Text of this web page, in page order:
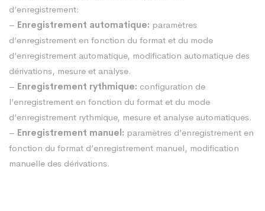
d’enregistrement:
– Enregistrement automatique: paramètres
d’enregistrement en fonction du format et du mode
d’enregistrement automatique, modification automatique des
dérivations, mesure et analyse.
– Enregistrement rythmique: configuration de
l’enregistrement en fonction du format et du mode
d’enregistrement rythmique, mesure et analyse automatiques.
– Enregistrement manuel: paramètres d’enregistrement en
fonction du format d’enregistrement manuel, modification
manuelle des dérivations.